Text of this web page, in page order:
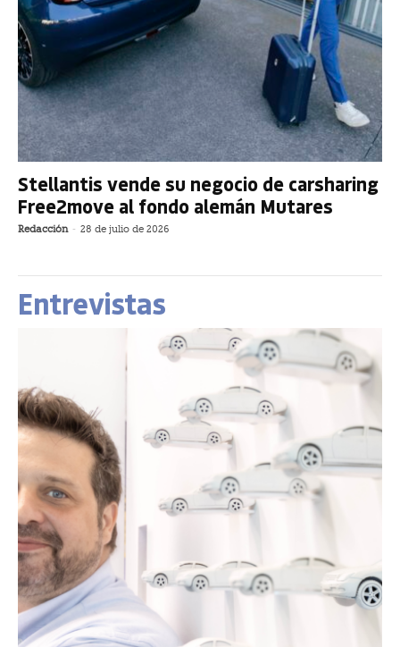
Stellantis vende su negocio de carsharing
Free2move al fondo alemán Mutares
Redacción - 28 de julio de 2026
Entrevistas